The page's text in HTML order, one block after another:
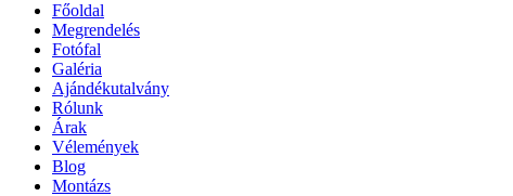
Főoldal
Megrendelés
Fotófal
Galéria
Ajándékutalvány
Rólunk
Árak
Vélemények
Blog
Montázs